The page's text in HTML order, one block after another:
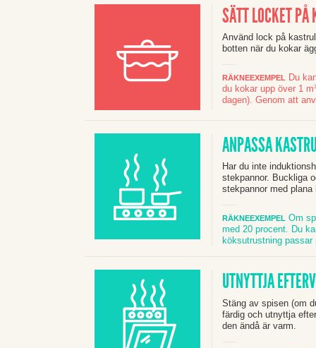
SÄTT LOCKET PÅ
Använd lock på
botten när du kokar
RÄKNEEXEMPELDu
du kokar upp över 1
dagen). Genom att
ANPASSA
Har du inte
stekpannor. Buckliga
stekpannor med
RÄKNEEXEMPELOm
med 20 procent. Du
köksutrustning passar
UTNYTTJA
Stäng av spisen (om
färdig och utnyttja
den ändå är varm.